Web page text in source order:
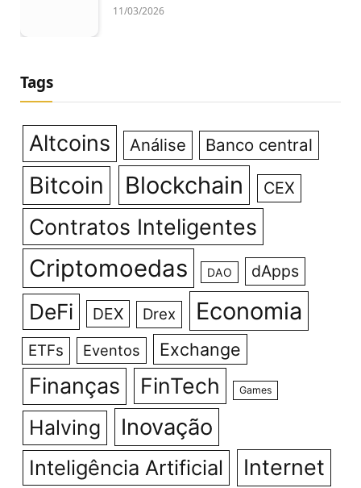
11/03/2026
Tags
Altcoins Análise Banco central
Bitcoin Blockchain CEX
Contratos Inteligentes
Criptomoedas DAO dApps
DeFi DEX Drex Economia
ETFs Eventos Exchange
Finanças FinTech Games
Halving Inovação
Inteligência Artificial Internet